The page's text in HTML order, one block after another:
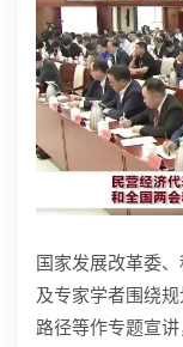
国家发展改革委
及专家学者围绕
路径等作专题宣